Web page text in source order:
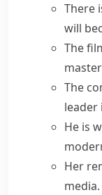
There
will
The
The
leader
He is
Her
media.